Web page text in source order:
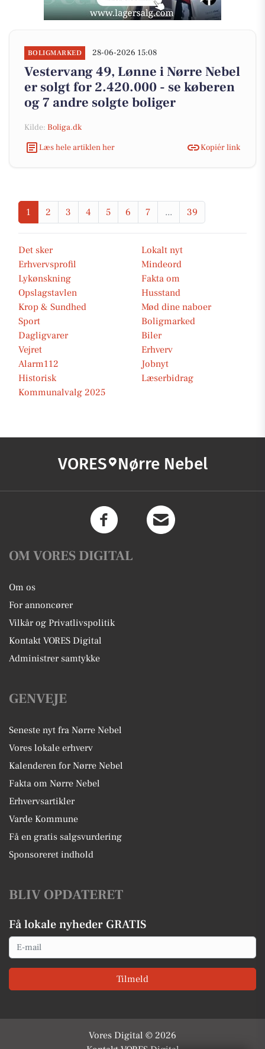
BOLIGMARKED 28-06-2026 15:08
Vestervang 49, Lønne i Nørre Nebel
er solgt for 2.420.000 - se køberen
og 7 andre solgte boliger
Kilde: Boliga.dk
Læs hele artiklen her
Kopiér link
1 2 3 4 5 6 7 ... 39
Det sker
Lokalt nyt
Erhvervsprofil
Mindeord
Lykønskning
Fakta om
Opslagstavlen
Husstand
Krop & Sundhed
Mød dine naboer
Sport
Boligmarked
Dagligvarer
Biler
Vejret
Erhverv
Alarm112
Jobnyt
Historisk
Læserbidrag
Kommunalvalg 2025
VORES Nørre Nebel
OM VORES DIGITAL
Om os
For annoncører
Vilkår og Privatlivspolitik
Kontakt VORES Digital
Administrer samtykke
GENVEJE
Seneste nyt fra Nørre Nebel
Vores lokale erhverv
Kalenderen for Nørre Nebel
Fakta om Nørre Nebel
Erhvervsartikler
Varde Kommune
Få en gratis salgsvurdering
Sponsoreret indhold
BLIV OPDATERET
Få lokale nyheder GRATIS
Email
Tilmeld
Vores Digital © 2026